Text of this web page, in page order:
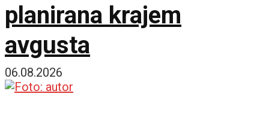
planirana krajem
avgusta
06.08.2026